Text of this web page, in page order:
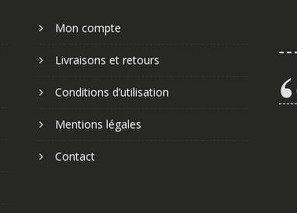
Mon compte
Livraisons et retours
Conditions d’utilisation
Mentions légales
Contact